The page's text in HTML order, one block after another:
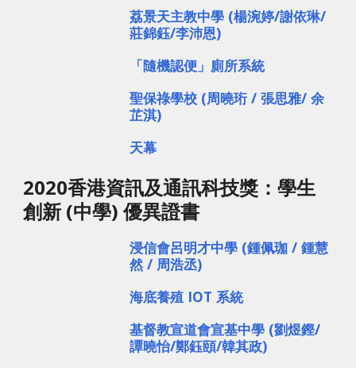
荔景天主教中學 (楊涴婷/謝依琳/
莊錦鈺/李沛恩)
「隨機認便」廁所系統
聖保祿學校 (周曉珩 / 張思雅/ 余
芷淇)
天幕
2020香港資訊及通訊科技獎：學生
創新 (中學) 優異證書
浸信會呂明才中學 (鍾佩珈 / 鍾慧
然 / 周浩丞)
海底養殖 IOT 系統
基督教宣道會宣基中學 (劉煜鏗/
譚曉怡/鄭鈺頤/韓其政)